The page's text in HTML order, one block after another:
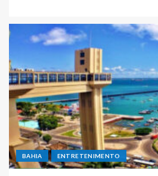
BAHIA ENTRETENIMENTO